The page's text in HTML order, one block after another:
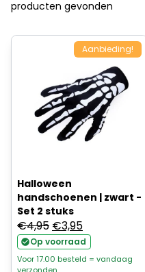
producten gevonden
Aanbieding!
Halloween
handschoenen | zwart -
Set 2 stuks
€4,95 Oorspronkelijke
prijs
was:
€3,95Huidige
prijs
is:
Op voorraad
Voor 17.00 besteld = vandaag
verzonden